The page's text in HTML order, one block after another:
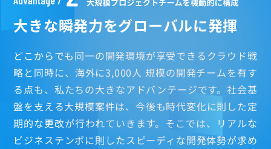
技術SE
プロジェクトマネージャ
大きな瞬発力をグローバルに発揮
どこからでも同一の開発環境が享受できるクラウド戦
略と同時に、海外に3,000人 規模の開発チームを有す
る点も、私たちの大きなアドバンテージです。社会基
盤を支える大規模案件は、今後も時代変化に則した定
期的な更改が行われていきます。そこでは、リアルな
ビジネステンポに則したスピーディな開発体勢が求め